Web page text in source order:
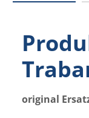
original